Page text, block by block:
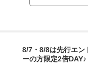
8/7・8/8は先行エン
ーの方限定2倍DAY♪